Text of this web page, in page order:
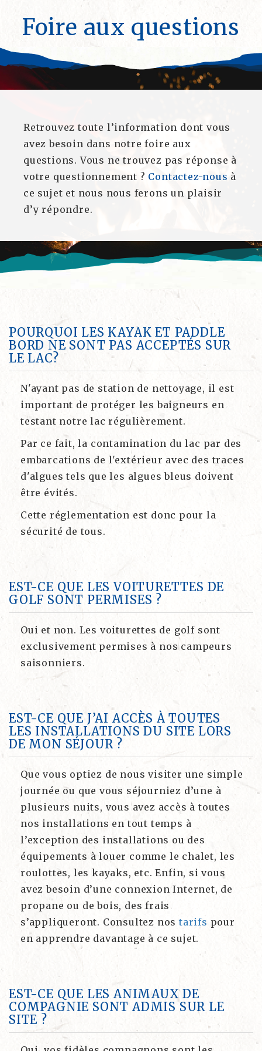
Foire aux questions
Retrouvez toute l’information dont vous
avez besoin dans notre foire aux
questions. Vous ne trouvez pas réponse à
votre questionnement ? Contactez-nous à
ce sujet et nous nous ferons un plaisir
d’y répondre.
POURQUOI LES KAYAK ET PADDLE
BORD NE SONT PAS ACCEPTÉS SUR
LE LAC?
N'ayant pas de station de nettoyage, il est
important de protéger les baigneurs en
testant notre lac régulièrement.
Par ce fait, la contamination du lac par des
embarcations de l'extérieur avec des traces
d'algues tels que les algues bleus doivent
être évités.
Cette réglementation est donc pour la
sécurité de tous.
EST-CE QUE LES VOITURETTES DE
GOLF SONT PERMISES ?
Oui et non. Les voiturettes de golf sont
exclusivement permises à nos campeurs
saisonniers.
EST-CE QUE J’AI ACCÈS À TOUTES
LES INSTALLATIONS DU SITE LORS
DE MON SÉJOUR ?
Que vous optiez de nous visiter une simple
journée ou que vous séjourniez d’une à
plusieurs nuits, vous avez accès à toutes
nos installations en tout temps à
l’exception des installations ou des
équipements à louer comme le chalet, les
roulottes, les kayaks, etc. Enfin, si vous
avez besoin d’une connexion Internet, de
propane ou de bois, des frais
s’appliqueront. Consultez nostarifs pour
en apprendre davantage à ce sujet.
EST-CE QUE LES ANIMAUX DE
COMPAGNIE SONT ADMIS SUR LE
SITE ?